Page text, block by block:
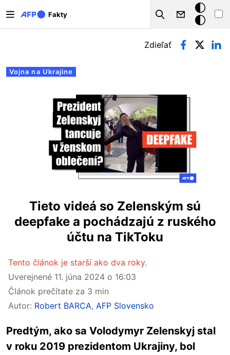
Fakty
Search
Tmavý
režim
Primárne karty
Vojna na Ukrajine
Zdieľať
Tieto videá so Zelenským sú
deepfake a pochádzajú z ruského
účtu na TikToku
Tento článok je starší ako dva roky.
Uverejnené 11. júna 2024 o 16:03
Článok prečítate za 3 min
Autor: Robert BARCA, AFP Slovensko
Predtým, ako sa Volodymyr Zelenskyj stal
v roku 2019 prezidentom Ukrajiny, bol